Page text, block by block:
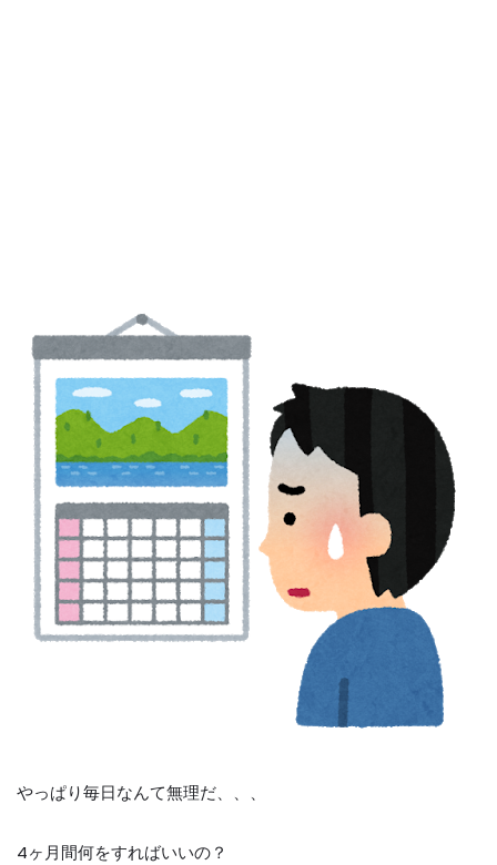
やっぱり毎日なんて無理だ、、、
4ヶ月間何をすればいいの？